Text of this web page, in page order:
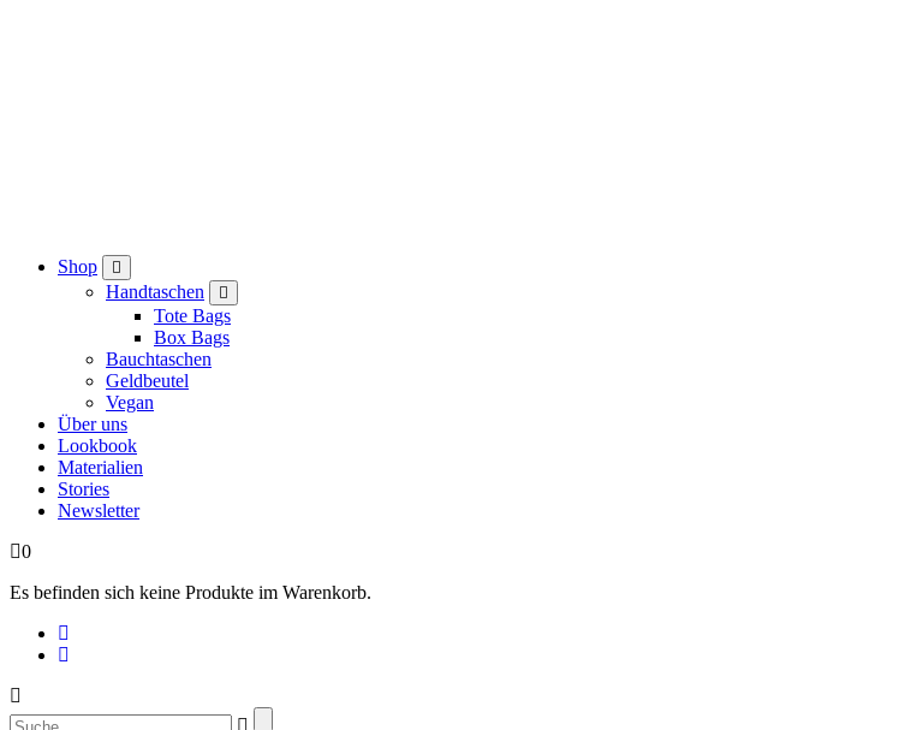
Shop
Handtaschen
Tote Bags
Box Bags
Bauchtaschen
Geldbeutel
Vegan
Über uns
Lookbook
Materialien
Stories
Newsletter
0
Es befinden sich keine Produkte im Warenkorb.
Suchen